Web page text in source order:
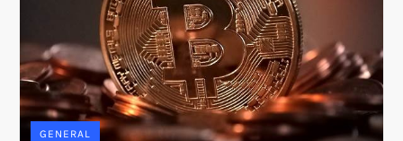
GENERAL